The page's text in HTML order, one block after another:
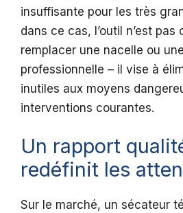
insuffisante pour les très
dans ce cas, l’outil n’est pas
remplacer une nacelle ou
professionnelle – il vise à
inutiles aux moyens
interventions courantes.
Un rapport
redéfinit les
Sur le marché, un sécateur